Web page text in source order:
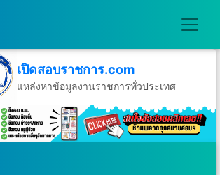
เปิดสอบราชการ.com
แหล่งหาข้อมูลงานราชการทั่วประเทศ
วันอาทิตย์ที่ 9 เดือนสิงหาคม พ.ศ.2569